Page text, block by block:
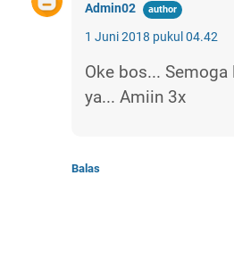
Admin02
1 Juni 2018 pukul 04.42
Oke bos... Semoga
ya... Amiin 3x
Balas